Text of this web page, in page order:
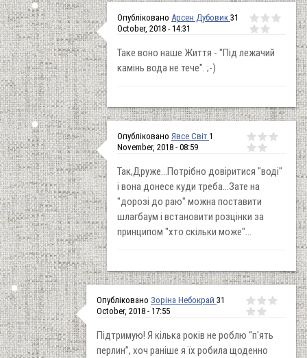
Опубліковано Арсен Дубовик 31
October, 2018 - 14:31
Таке воно наше Життя - "Під лежачий
камінь вода не тече". ;-)
Опубліковано Явсе Світ 1
November, 2018 - 08:59
Так,Друже...Потрібно довіритися "воді"
і вона донесе куди треба...Зате на
"дорозі до раю" можна поставити
шлагбаум і встановити розцінки за
принципом "хто скільки може"...
Опубліковано Зоріна Небокрай 31
October, 2018 - 17:55
Підтримую! Я кілька років не роблю “п'ять
перлин”, хоч раніше я їх робила щоденно